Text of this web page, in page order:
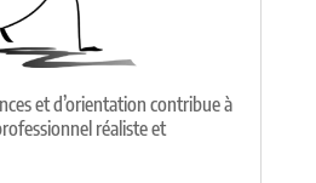
et d’orientation contribue à
réaliste et